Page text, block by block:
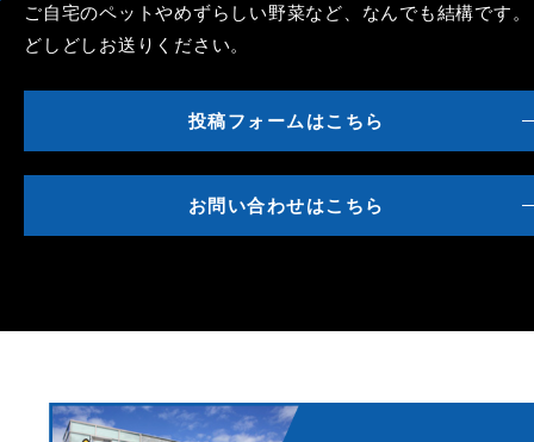
ご自宅のペットやめずらしい野菜など、なんでも結構です。
どしどしお送りください。
投稿フォームはこちら
お問い合わせはこちら